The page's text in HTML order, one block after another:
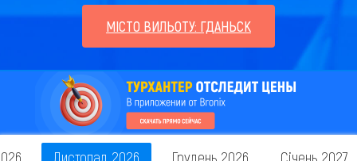
МІСТО ВИЛЬОТУ: ГДАНЬСК
Листопад 2026 Грудень 2026 Січень 2027